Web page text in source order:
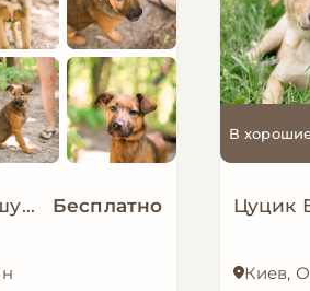
Неймовірні гарнюні шукають дім! Бесплатно
В
Киев,